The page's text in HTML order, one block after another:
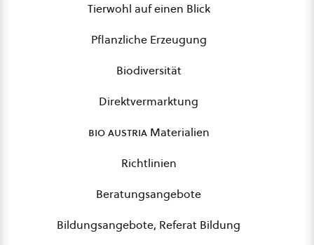
Tierwohl auf einen Blick
Pflanzliche Erzeugung
Biodiversität
Direktvermarktung
bio austriaMaterialien
Richtlinien
Beratungsangebote
Bildungsangebote, Referat Bildung